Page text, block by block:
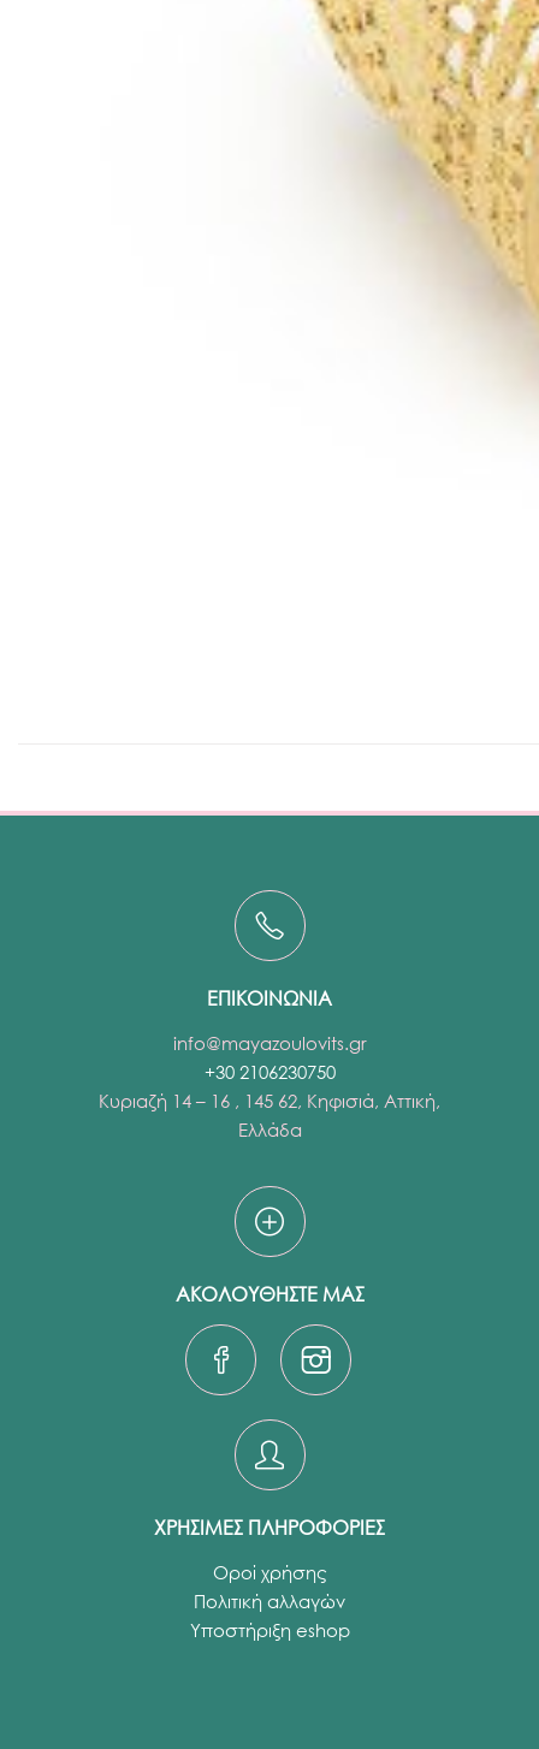
ΕΠΙΚΟΙΝΩΝΙΑ
info@mayazoulovits.gr
+30 2106230750
Κυριαζή 14 – 16 , 145 62, Κηφισιά, Αττική,
Ελλάδα
ΑΚΟΛΟΥΘΗΣΤΕ ΜΑΣ
ΧΡΗΣΙΜΕΣ ΠΛΗΡΟΦΟΡΙΕΣ
Οροί χρήσης
Πολιτική αλλαγών
Υποστήριξη eshop